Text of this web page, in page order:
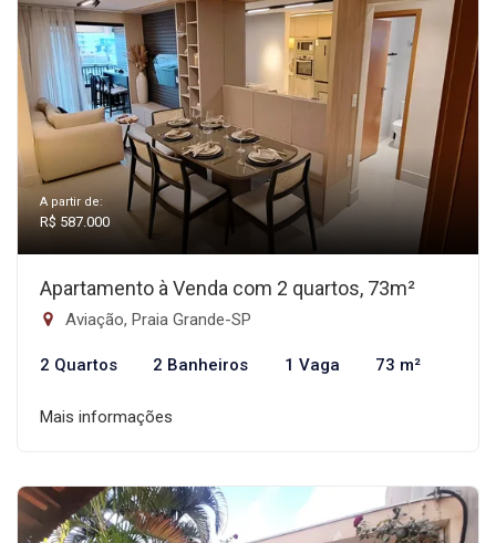
A partir de:
R$ 587.000
Apartamento à Venda com 2 quartos, 73m²
Aviação, Praia Grande-SP
2 Quartos 2 Banheiros 1 Vaga 73 m²
Mais informações